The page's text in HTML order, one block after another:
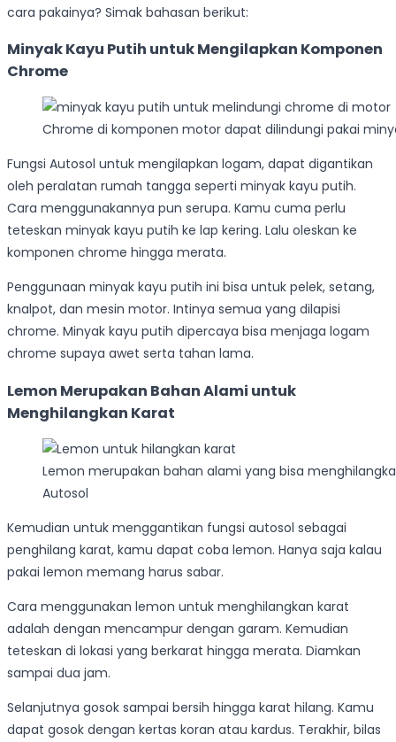
cara pakainya? Simak bahasan berikut:
Minyak Kayu Putih untuk Mengilapkan Komponen
Chrome
Chrome di komponen motor dapat dilindungi pakai
Fungsi Autosol untuk mengilapkan logam, dapat digantikan
oleh peralatan rumah tangga seperti minyak kayu putih.
Cara menggunakannya pun serupa. Kamu cuma perlu
teteskan minyak kayu putih ke lap kering. Lalu oleskan ke
komponen chrome hingga merata.
Penggunaan minyak kayu putih ini bisa untuk pelek, setang,
knalpot, dan mesin motor. Intinya semua yang dilapisi
chrome. Minyak kayu putih dipercaya bisa menjaga logam
chrome supaya awet serta tahan lama.
Lemon Merupakan Bahan Alami untuk
Menghilangkan Karat
Lemon merupakan bahan alami yang bisa
Autosol
Kemudian untuk menggantikan fungsi autosol sebagai
penghilang karat, kamu dapat coba lemon. Hanya saja kalau
pakai lemon memang harus sabar.
Cara menggunakan lemon untuk menghilangkan karat
adalah dengan mencampur dengan garam. Kemudian
teteskan di lokasi yang berkarat hingga merata. Diamkan
sampai dua jam.
Selanjutnya gosok sampai bersih hingga karat hilang. Kamu
dapat gosok dengan kertas koran atau kardus. Terakhir, bilas